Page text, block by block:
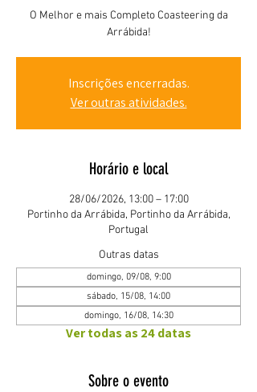
O Melhor e mais Completo Coasteering da
Arrábida!
Inscrições encerradas.
Ver outras atividades.
Horário e local
28/06/2026, 13:00 – 17:00
Portinho da Arrábida, Portinho da Arrábida,
Portugal
Outras datas
domingo, 09/08, 9:00
sábado, 15/08, 14:00
domingo, 16/08, 14:30
Ver todas as 24 datas
Sobre o evento